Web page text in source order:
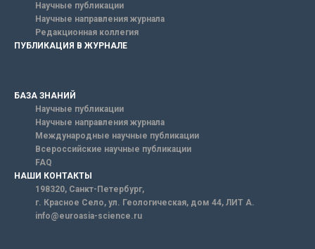
Научные публикации
Научные направления журнала
Редакционная коллегия
ПУБЛИКАЦИЯ В ЖУРНАЛЕ
БАЗА ЗНАНИЙ
Научные публикации
Научные направления журнала
Международные научные публикации
Всероссийские научные публикации
FAQ
НАШИ КОНТАКТЫ
198320, Санкт-Петербург,
г. Красное Село, ул. Геологическая, дом 44, ЛИТ А.
info@euroasia-science.ru